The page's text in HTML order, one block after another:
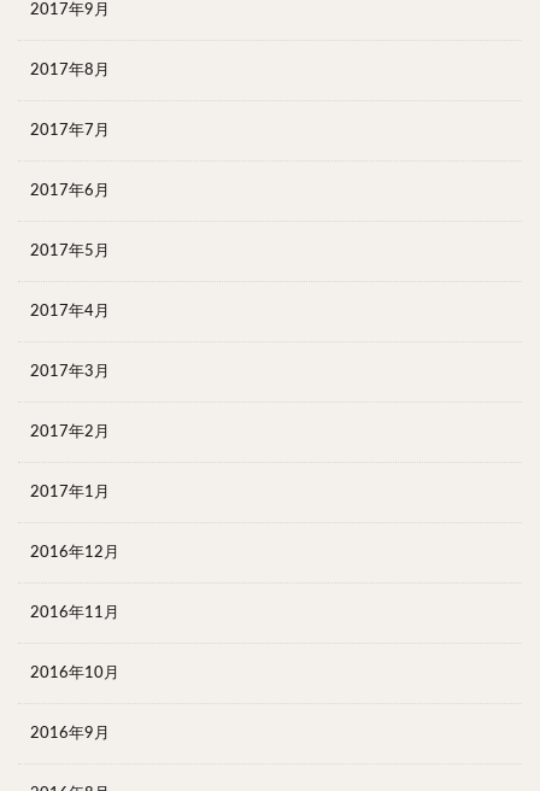
2017年9月
2017年8月
2017年7月
2017年6月
2017年5月
2017年4月
2017年3月
2017年2月
2017年1月
2016年12月
2016年11月
2016年10月
2016年9月